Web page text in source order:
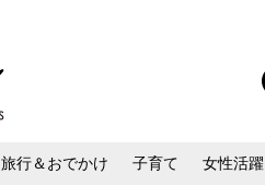
旅行＆おでかけ 子育て 女性活躍